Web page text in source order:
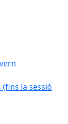
la sessió